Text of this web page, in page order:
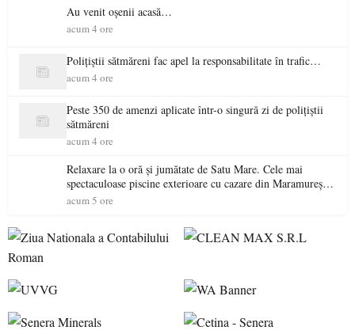
Au venit oșenii acasă…
acum 4 ore
Polițiștii sătmăreni fac apel la responsabilitate în trafic…
acum 4 ore
Peste 350 de amenzi aplicate într-o singură zi de polițiștii
sătmăreni
acum 4 ore
Relaxare la o oră și jumătate de Satu Mare. Cele mai
spectaculoase piscine exterioare cu cazare din Maramureș,
ideale pentru o escapadă de vară
acum 5 ore